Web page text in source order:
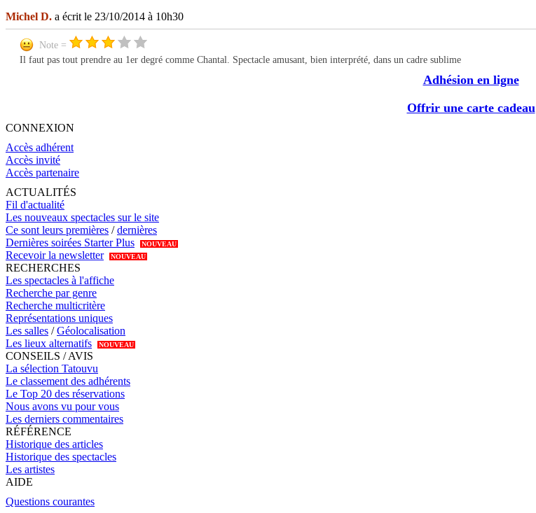
Michel D. a écrit le 23/10/2014 à 10h30
Note =
Il faut pas tout prendre au 1er degré comme Chantal. Spectacle amusant, bien interprété, dans un cadre sublime
Adhésion en ligne
Offrir une carte cadeau
CONNEXION
Accès adhérent
Accès invité
Accès partenaire
ACTUALITÉS
Fil d'actualité
Les nouveaux spectacles sur le site
Ce sont leurs premières /dernières
Dernières soirées Starter Plus
NOUVEAU
Recevoir la newsletter NOUVEAU
RECHERCHES
Les spectacles à l'affiche
Recherche par genre
Recherche multicritère
Représentations uniques
Les salles /Géolocalisation
Les lieux alternatifs
NOUVEAU
CONSEILS / AVIS
La sélection Tatouvu
Le classement des adhérents
Le Top 20 des réservations
Nous avons vu pour vous
Les derniers commentaires
RÉFÉRENCE
Historique des articles
Historique des spectacles
Les artistes
AIDE
Questions courantes